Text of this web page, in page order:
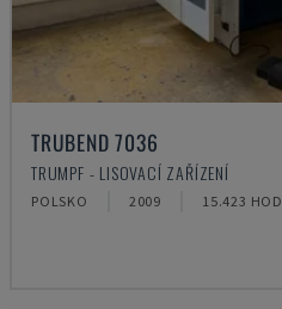
TRUBEND 7036
TRUMPF - LISOVACÍ ZAŘÍZENÍ
POLSKO 2009 15.423 HOD